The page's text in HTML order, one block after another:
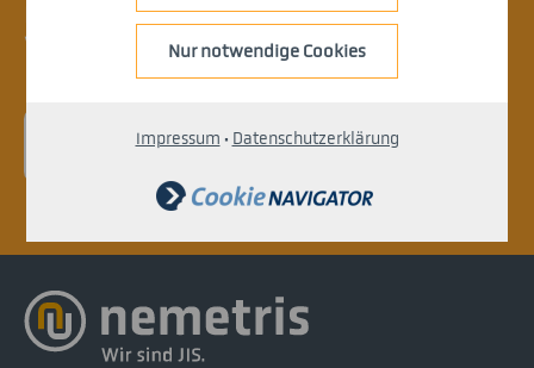
Nur notwendige Cookies
Impressum · Datenschutzerklärung
Ihr Projekt ist noch nicht dabei?
Vereinbaren Sie einen Expertentermin.
> JETZT ANFRAGEN